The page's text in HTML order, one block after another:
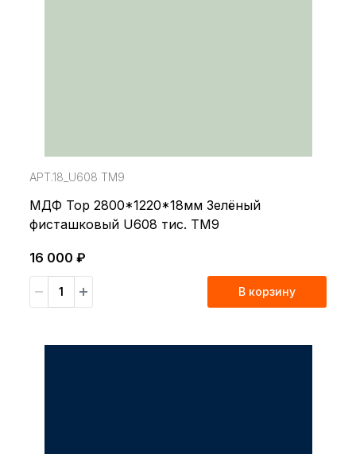
АРТ.18_U608 TM9
МДФ Top 2800*1220*18мм Зелёный
фисташковый U608 тис. TM9
16 000 ₽
В корзину